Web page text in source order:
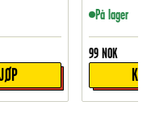
På lager
99 NOK